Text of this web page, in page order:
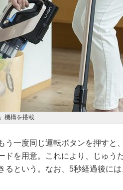
機構を搭載
一度同じ運転ボタンを押すと
ドを用意。これにより、じゅう
るという。なお、5秒経過後には